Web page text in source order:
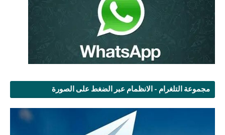
مجموعة التلغرام - الانظمام عبر الضغط على الصورة